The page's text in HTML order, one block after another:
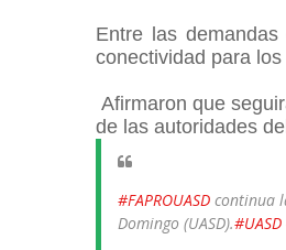
Entre las
conectividad para
Afirmaron que
de las autoridades
#FAPROUASD continua
Domingo (UASD).#UASD